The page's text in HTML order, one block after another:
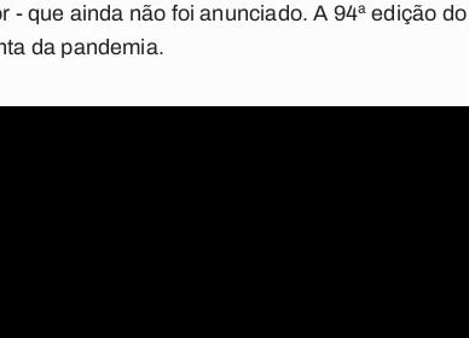
- que ainda não foi anunciado. A 94ª edição
da pandemia.